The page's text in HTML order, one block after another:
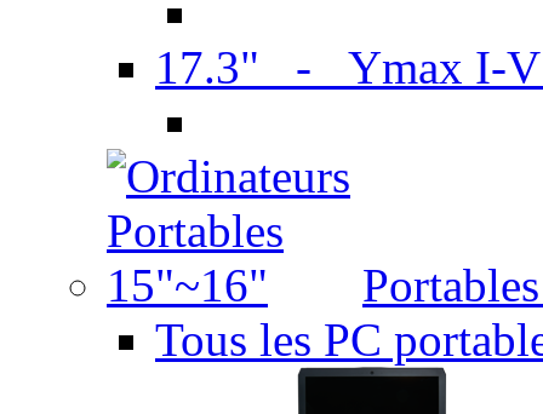
17.3" - Ymax I-
Tous les PC